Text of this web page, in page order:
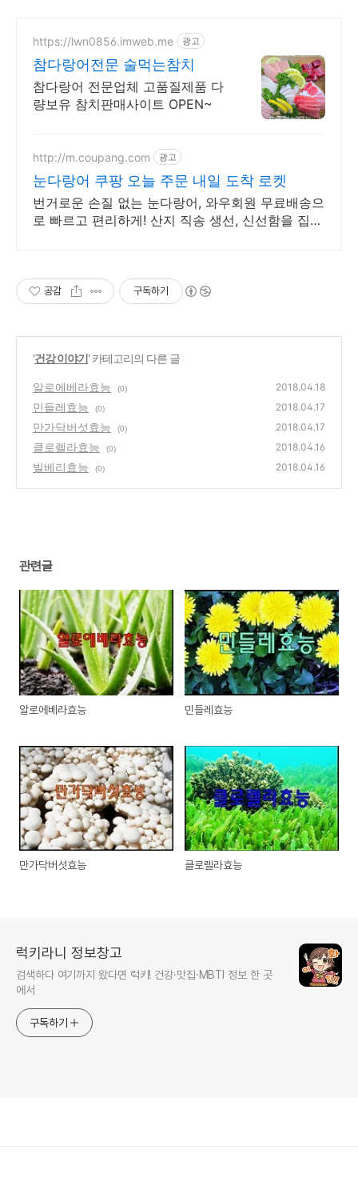
https://lwn0856.imweb.me 광고
참다랑어전문 술먹는참치
참다랑어 전문업체 고품질제품 다
량보유 참치판매사이트 OPEN~
http://m.coupang.com 광고
눈다랑어 쿠팡 오늘 주문 내일 도착 로켓
번거로운 손질 없는 눈다랑어, 와우회원 무료배송으
로 빠르고 편리하게! 산지 직송 생선, 신선함을 집에
공감 구독하기
'건강 이야기' 카테고리의 다른 글
알로에베라효능 (0) 2018.04.18
민들레효능 (0) 2018.04.17
만가닥버섯효능 (0) 2018.04.17
클로렐라효능 (0) 2018.04.16
빌베리효능 (0) 2018.04.16
관련글
알로에베라효능 민들레효능
만가닥버섯효능 클로렐라효능
럭키라니 정보창고
검색하다 여기까지 왔다면 럭키! 건강·맛집·MBTI 정보 한 곳
에서
구독하기